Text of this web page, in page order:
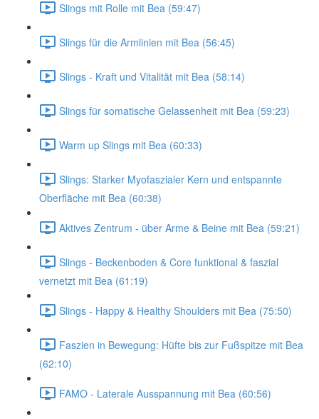
Slings mit Rolle mit Bea (59:47)
Slings für die Armlinien mit Bea (56:45)
Slings - Kraft und Vitalität mit Bea (58:14)
Slings für somatische Gelassenheit mit Bea (59:23)
Warm up Slings mit Bea (60:33)
Slings: Starker Myofaszialer Kern und entspannte
Oberfläche mit Bea (60:38)
Aktives Zentrum - über Arme & Beine mit Bea (59:21)
Slings - Beckenboden & Core funktional & faszial
vernetzt mit Bea (61:19)
Slings - Happy & Healthy Shoulders mit Bea (75:50)
Faszien in Bewegung: Hüfte bis zur Fußspitze mit Bea
(62:10)
FAMO - Laterale Ausspannung mit Bea (60:56)